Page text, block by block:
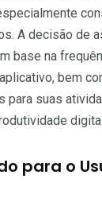
A decisão de
base na
bem
para suas
para o